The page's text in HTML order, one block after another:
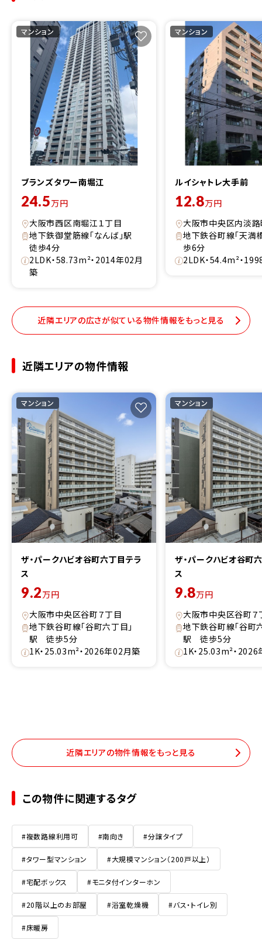
マンション
ブランズタワー南堀江
24.5万円
大阪市西区南堀江１丁目
地下鉄御堂筋線「なんば」駅
徒歩4分
2LDK・58.73m²・2014年02月
築
マンション
ルイシャトレ大手前
12.8万円
大阪市中央区内淡路
地下鉄谷町線「天満
歩6分
2LDK・54.4m²・
近隣エリアの広さが似ている物件情報をもっと見る
近隣エリアの物件情報
マンション
ザ・パークハビオ谷町六丁目テラ
ス
9.2万円
大阪市中央区谷町７丁目
地下鉄谷町線「谷町六丁目」
駅 徒歩5分
1K・25.03m²・2026年02月築
マンション
ザ・パークハビオ谷町
ス
9.8万円
大阪市中央区谷町７
地下鉄谷町線「谷町
駅 徒歩5分
1K・25.03m²・
近隣エリアの物件情報をもっと見る
この物件に関連するタグ
#複数路線利用可 #南向き #分譲タイプ
#タワー型マンション #大規模マンション（200戸以上）
#宅配ボックス #モニタ付インターホン
#20階以上のお部屋 #浴室乾燥機 #バス・トイレ別
#床暖房